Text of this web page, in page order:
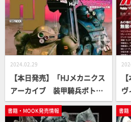
Y PHOTO ALBUM】
2024.02.29
【本日発売】「HJメカニクス
アーカイブ 装甲騎兵ボトム
ズ編」【永久保存版】
ヴ
ー
書籍・MOOK発売情報 書籍